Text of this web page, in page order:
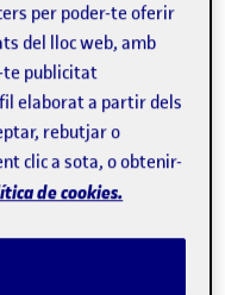
món
per poder-te oferir
del lloc web, amb
publicitat
elaborat a partir dels
rebutjar o
clic a sota, o obtenir-
de cookies.